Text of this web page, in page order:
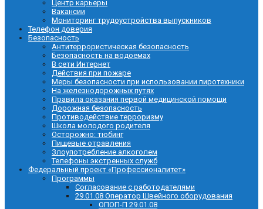
Центр карьеры
Вакансии
Мониторинг трудоустройства выпускников
Телефон доверия
Безопасность
Антитеррористическая безопасность
Безопасность на водоемах
В сети Интернет
Действия при пожаре
Меры безопасности при использовании пиротехники
На железнодорожных путях
Правила оказания первой медицинской помощи
Дорожная безопасность
Противодействие терроризму
Школа молодого родителя
Осторожно: тюбинг
Пищевые отравления
Злоупотребление алкоголем
Телефоны экстренных служб
Федеральный проект «Профессионалитет»
Программы
Согласование с работодателями
29.01.08 Оператор Швейного оборудования
ОПОП-П 29.01.08